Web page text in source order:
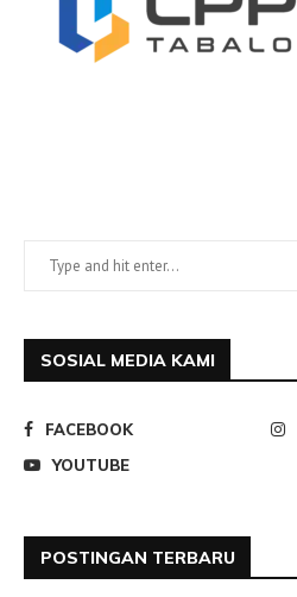
SOSIAL MEDIA KAMI
FACEBOOK
YOUTUBE
POSTINGAN TERBARU